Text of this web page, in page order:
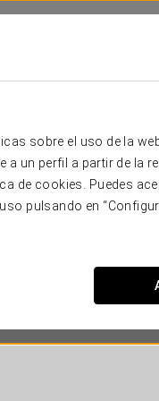
sobre el uso de la
a un perfil a partir de la
de cookies. Puedes
pulsando en
SEVILLA